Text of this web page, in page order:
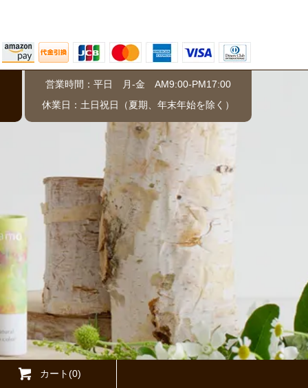
営業時間：平日 月-金 AM9:00-PM17:00
休業日：土日祝日（夏期、年末年始を除く）
カート(0)